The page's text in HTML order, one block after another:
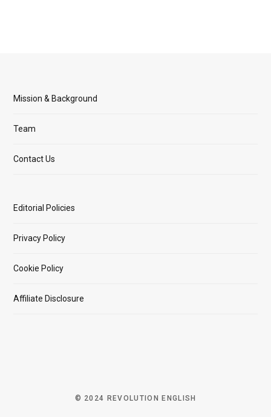
Mission & Background
Team
Contact Us
Editorial Policies
Privacy Policy
Cookie Policy
Affiliate Disclosure
© 2024 REVOLUTION ENGLISH